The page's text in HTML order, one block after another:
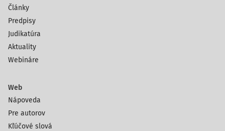
Články
Predpisy
Judikatúra
Aktuality
Webináre
Web
Nápoveda
Pre autorov
Kľúčové slová